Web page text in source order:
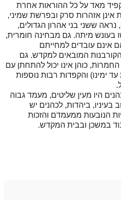
מאד על כל ההוראות אחרת
אזהרות סרק ובפרשת שמיני,
ששני בני אהרון הגדולים,
בעונש מיתה. גם מבחינה חומרית,
אינם עובדים למחייתם
המובאים למקדש. גם
כוהן אינו יכול להתחתן עם
ימינו) והקפדות רבות נוספות
היו מעין שליטים, מעמד גבוה
ביהדות, לכהנים יש
הנובעות ממעמדם והזכות
במשכן ובבית המקדש.